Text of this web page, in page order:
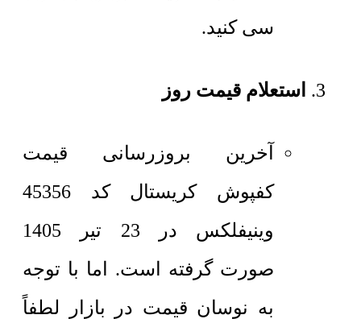
سی کنید.
استعلام قیمت روز
آخرین بروزرسانی قیمت
کفپوش کریستال کد 45356
وینیفلکس در 23 تیر 1405
صورت گرفته است. اما با توجه
به نوسان قیمت در بازار لطفاً